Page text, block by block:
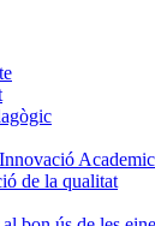
de la qualitat